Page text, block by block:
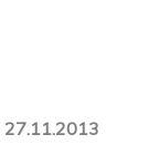
27.11.2013